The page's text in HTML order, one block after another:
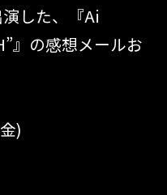
した、『Ai
』の感想メールお
)